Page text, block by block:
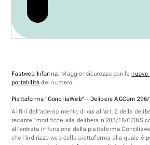
Fastweb Informa: Maggior sicurezza con lenuove
portabilità del numero.
Piattaforma "ConciliaWeb" – Delibera AGCom
Ai fini dell'adempimento di cui all'art. 2 della
recante "modifiche alla delibera n.203/18/CONS
all'entrata in funzione della piattaforma
che l'indirizzo web della piattaforma alla quale è